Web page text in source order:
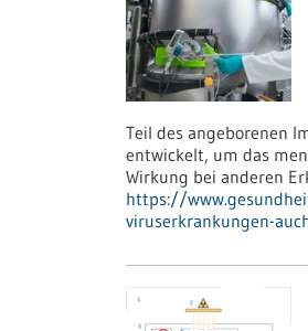
Teil des angeborenen
entwickelt, um das
Wirkung bei anderen
https://
viruserkrankungen-